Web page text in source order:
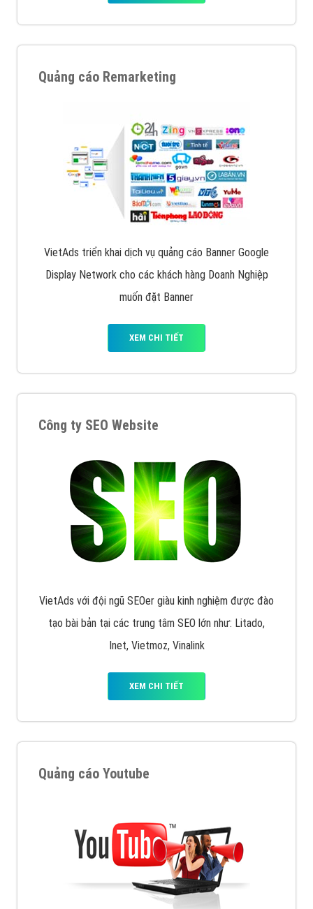
Quảng cáo Remarketing
VietAds triển khai dịch vụ quảng cáo Banner Google
Display Network cho các khách hàng Doanh Nghiệp
muốn đặt Banner
XEM CHI TIẾT
Công ty SEO Website
VietAds với đội ngũ SEOer giàu kinh nghiệm được đào
tạo bài bản tại các trung tâm SEO lớn như: Litado,
Inet, Vietmoz, Vinalink
XEM CHI TIẾT
Quảng cáo Youtube